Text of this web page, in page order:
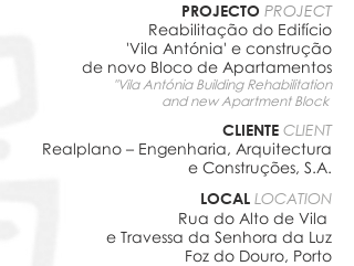
PROJECTO PROJECT
Reabilitação do Edifício
'Vila Antónia' e construção
de novo Bloco de Apartamentos
''Vila Antónia Building Rehabilitation
and new Apartment Block
CLIENTE CLIENT
Realplano – Engenharia, Arquitectura
e Construções, S.A.
LOCAL LOCATION
Rua do Alto de Vila
e Travessa da Senhora da Luz
Foz do Douro, Porto